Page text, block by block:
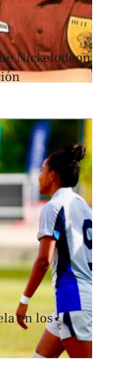
Nickelodeon
en los